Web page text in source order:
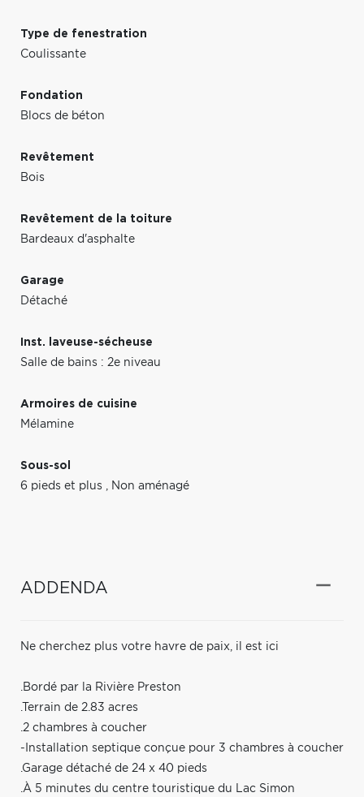
Type de fenestration
Coulissante
Fondation
Blocs de béton
Revêtement
Bois
Revêtement de la toiture
Bardeaux d'asphalte
Garage
Détaché
Inst. laveuse-sécheuse
Salle de bains : 2e niveau
Armoires de cuisine
Mélamine
Sous-sol
6 pieds et plus , Non aménagé
ADDENDA
Ne cherchez plus votre havre de paix, il est ici
.Bordé par la Rivière Preston
.Terrain de 2.83 acres
.2 chambres à coucher
-Installation septique conçue pour 3 chambres à coucher
.Garage détaché de 24 x 40 pieds
.À 5 minutes du centre touristique du Lac Simon